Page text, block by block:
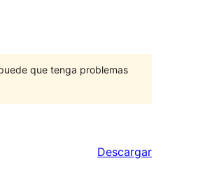
que tenga problemas
Descargar